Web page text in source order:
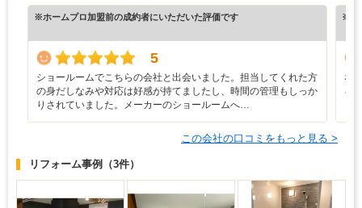
※ホームプロ加盟前の成約者にいただいた評価です
5
ショールームでこちらの会社と出会いました。担当してくれた方
の身だしなみや対応は好感が持てましたし、時間の管理もしっか
りされていました。メーカーのショールームへ…
※ホ
な
ろ
この会社の口コミをもっと見る >
リフォーム事例 （3件）